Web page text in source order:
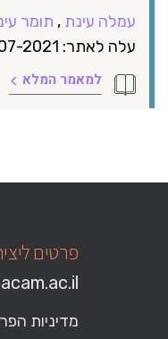
עמלה עינת , תומר
עלה לאתר: 14-07-2021
למאמר המלא
פרטים
מדיניות